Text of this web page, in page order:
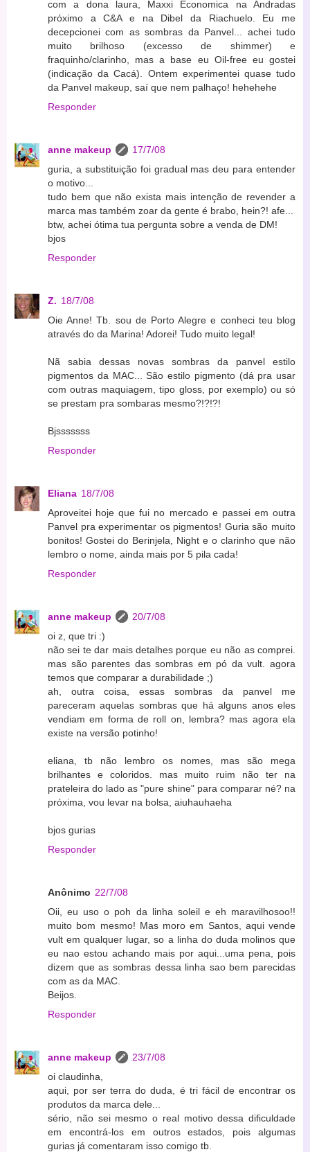
com a dona laura, Maxxi Economica na Andradas
próximo a C&A e na Dibel da Riachuelo. Eu me
decepcionei com as sombras da Panvel... achei tudo
muito brilhoso (excesso de shimmer) e
fraquinho/clarinho, mas a base eu Oil-free eu gostei
(indicação da Cacá). Ontem experimentei quase tudo
da Panvel makeup, saí que nem palhaço! hehehehe
Responder
anne makeup
17/7/08
guria, a substituição foi gradual mas deu para entender
o motivo...
tudo bem que não exista mais intenção de revender a
marca mas também zoar da gente é brabo, hein?! afe...
btw, achei ótima tua pergunta sobre a venda de DM!
bjos
Responder
Z. 18/7/08
Oie Anne! Tb. sou de Porto Alegre e conheci teu blog
através do da Marina! Adorei! Tudo muito legal!
Nã sabia dessas novas sombras da panvel estilo
pigmentos da MAC... São estilo pigmento (dá pra usar
com outras maquiagem, tipo gloss, por exemplo) ou só
se prestam pra sombaras mesmo?!?!?!
Bjsssssss
Responder
Eliana 18/7/08
Aproveitei hoje que fui no mercado e passei em outra
Panvel pra experimentar os pigmentos! Guria são muito
bonitos! Gostei do Berinjela, Night e o clarinho que não
lembro o nome, ainda mais por 5 pila cada!
Responder
anne makeup
20/7/08
oi z, que tri :)
não sei te dar mais detalhes porque eu não as comprei.
mas são parentes das sombras em pó da vult. agora
temos que comparar a durabilidade ;)
ah, outra coisa, essas sombras da panvel me
pareceram aquelas sombras que há alguns anos eles
vendiam em forma de roll on, lembra? mas agora ela
existe na versão potinho!
eliana, tb não lembro os nomes, mas são mega
brilhantes e coloridos. mas muito ruim não ter na
prateleira do lado as "pure shine" para comparar né? na
próxima, vou levar na bolsa, aiuhauhaeha
bjos gurias
Responder
Anônimo 22/7/08
Oii, eu uso o poh da linha soleil e eh maravilhosoo!!
muito bom mesmo! Mas moro em Santos, aqui vende
vult em qualquer lugar, so a linha do duda molinos que
eu nao estou achando mais por aqui...uma pena, pois
dizem que as sombras dessa linha sao bem parecidas
com as da MAC.
Beijos.
Responder
anne makeup
23/7/08
oi claudinha,
aqui, por ser terra do duda, é tri fácil de encontrar os
produtos da marca dele...
sério, não sei mesmo o real motivo dessa dificuldade
em encontrá-los em outros estados, pois algumas
gurias já comentaram isso comigo tb.